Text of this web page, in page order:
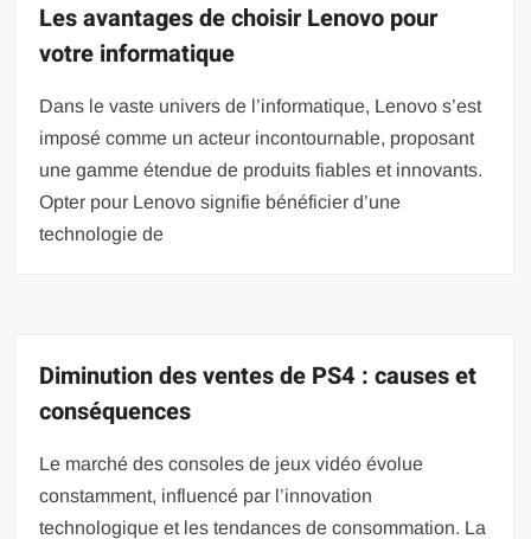
Les avantages de choisir Lenovo pour
votre informatique
Dans le vaste univers de l’informatique, Lenovo s’est
imposé comme un acteur incontournable, proposant
une gamme étendue de produits fiables et innovants.
Opter pour Lenovo signifie bénéficier d’une
technologie de
Diminution des ventes de PS4 : causes et
conséquences
Le marché des consoles de jeux vidéo évolue
constamment, influencé par l’innovation
technologique et les tendances de consommation. La